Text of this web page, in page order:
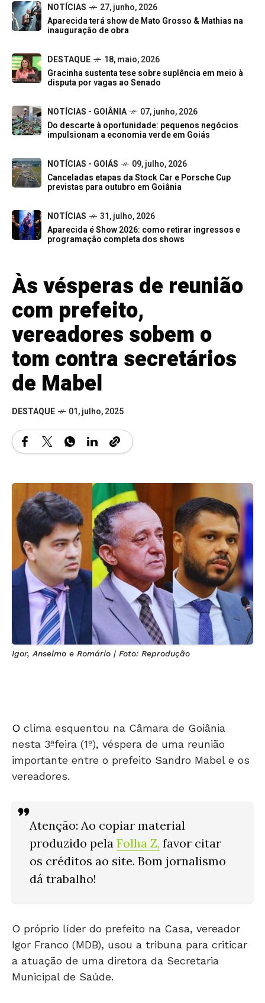
NOTÍCIAS
27, junho, 2026
Aparecida terá show de Mato Grosso & Mathias na
inauguração de obra
DESTAQUE
18, maio, 2026
Gracinha sustenta tese sobre suplência em meio à
disputa por vagas ao Senado
NOTÍCIAS - GOIÂNIA
07, junho, 2026
Do descarte à oportunidade: pequenos negócios
impulsionam a economia verde em Goiás
NOTÍCIAS - GOIÁS
09, julho, 2026
Canceladas etapas da Stock Car e Porsche Cup
previstas para outubro em Goiânia
NOTÍCIAS
31, julho, 2026
Aparecida é Show 2026: como retirar ingressos e
programação completa dos shows
Às vésperas de reunião
com prefeito,
vereadores sobem o
tom contra secretários
de Mabel
DESTAQUE 01, julho, 2025
Igor, Anselmo e Romário | Foto: Reprodução
nesta 3ªfeira (1º), véspera de uma reunião
importante entre o prefeito Sandro Mabel e os
vereadores.
produzido pelaFolha Z,favor citar
os créditos ao site. Bom jornalismo
dá trabalho!
Igor Franco (MDB), usou a tribuna para criticar
a atuação de uma diretora da Secretaria
Municipal de Saúde.